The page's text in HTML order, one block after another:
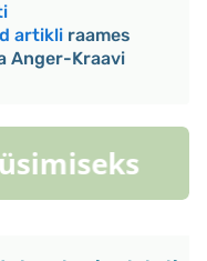
artikli raames
Anger-Kraavi